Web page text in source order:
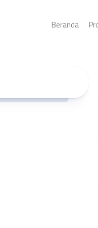
Beranda